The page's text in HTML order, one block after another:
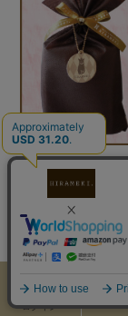
◆HIRAMEKI.はギ
ログイン